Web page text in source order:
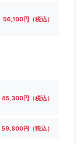
56,100円（税込）
45,300円（税込）
59,800円（税込）